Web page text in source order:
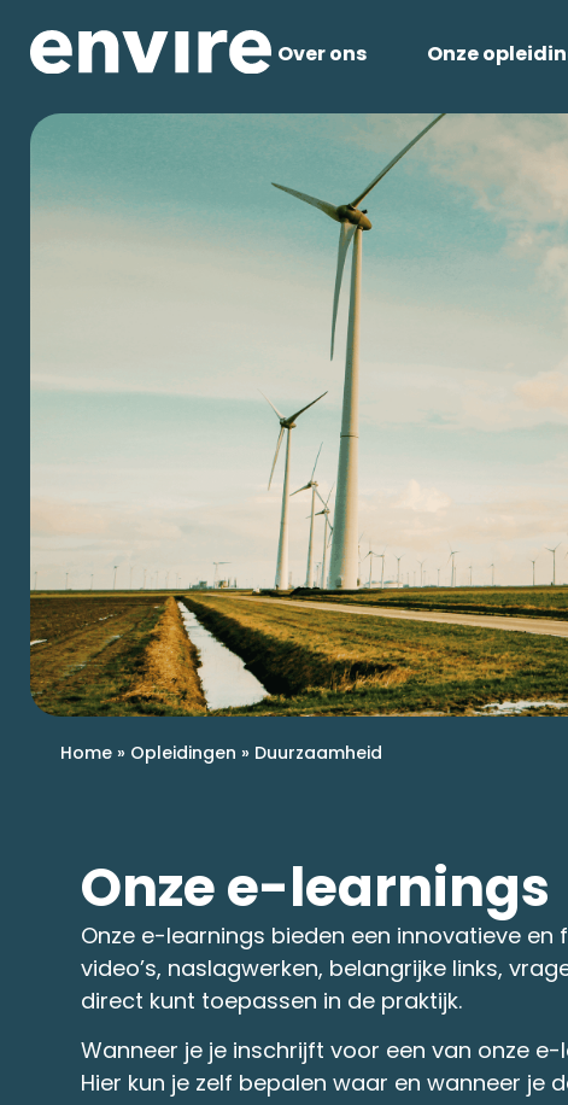
Over ons Onze
Home » Opleidingen » Duurzaamheid
Onze e-learnings
Onze e-learnings bieden een innovatieve
video’s, naslagwerken, belangrijke links,
direct kunt toepassen in de praktijk.
Wanneer je je inschrijft voor een van onze
Hier kun je zelf bepalen waar en wanneer